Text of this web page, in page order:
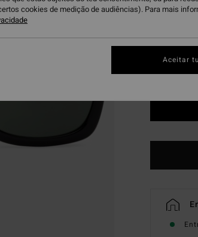
CorBlk
cookies de medição de audiências). Para mais
Aceitar